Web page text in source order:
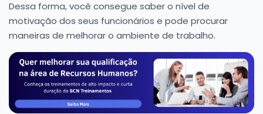
Dessa forma, você consegue saber o nível de
motivação dos seus funcionários e pode procurar
maneiras de melhorar o ambiente de trabalho.